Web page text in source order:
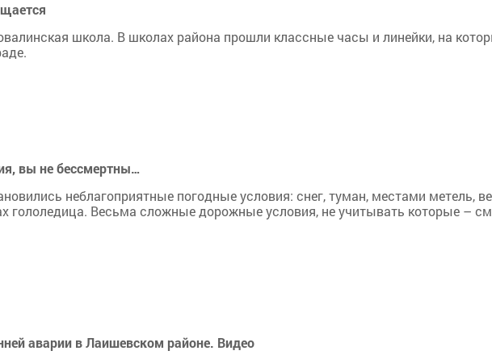
школа. В школах района прошли классные часы и линейки, на
вы не бессмертны…
неблагоприятные погодные условия: снег, туман, местами метель,
гололедица. Весьма сложные дорожные условия, не учитывать которые –
аварии в Лаишевском районе. Видео